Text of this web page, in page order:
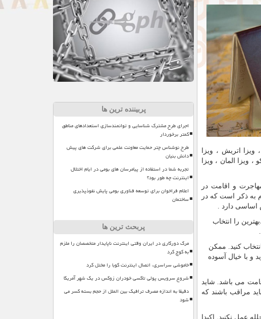
ویزا اتریش ، ویزا
ویزا المان ، ویزا
و اقامت در
به ذکر است که در
اساسی دارد .
را انتخاب
کنید. ممکن
و با خیال آسوده
می باشد. شاید
مراقب باشند که
عمل نکنید. اکیدا
پربیننده ترین ها
اجرای طرح مشترک شناسایی و توانمندسازی استعدادهای مناطق
کمتر برخوردار
طرح نوشناس چتر حمایت معاونت علمی برای شرکت های پیش
دانش بنیان
تجربه شما در استفاده از پیامرسان های بومی در ایام اختلال
اینترنت چه طور بود؟
اعلام فراخوان برای توسعه فناوری بومی پایش نفوذپذیری
ساختمان
پربحث ترین ها
مرگ دورکاری در ایران وقتی اینترنت ناپایدار متخصصان را ملزم
به کوچ کرد
خاموشی سراسری، اتصال اینترنت کوبا را مختل کرد
شروع سرویس پولی تاکسی خودران زوکس در یک شهر آمریکا
دقیقا به اندازه مصرف ترافیک بین الملل از حجم بسته کسر می
شود